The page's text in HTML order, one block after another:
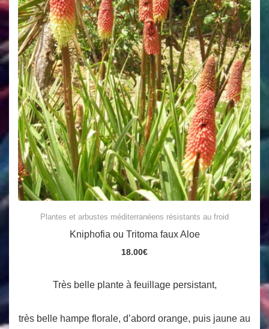
Plantes et arbustes méditerranéens résistants au froid
Kniphofia ou Tritoma faux Aloe
18.00€
Très belle plante à feuillage persistant,
très belle hampe florale, d’abord orange, puis jaune au